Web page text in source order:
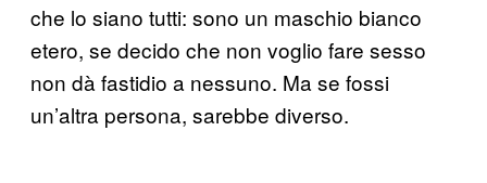
che lo siano tutti: sono un maschio bianco
etero, se decido che non voglio fare sesso
non dà fastidio a nessuno. Ma se fossi
un’altra persona, sarebbe diverso.